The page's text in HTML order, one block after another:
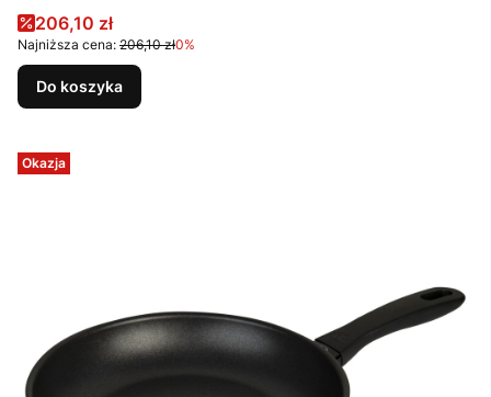
Cena promocyjna
206,10 zł
Najniższa cena: 206,10 zł0%
Do koszyka
Okazja